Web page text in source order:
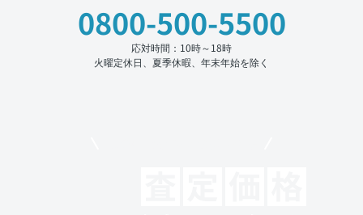
0800-500-5500
応対時間：10時～18時
火曜定休日、夏季休暇、年末年始を除く